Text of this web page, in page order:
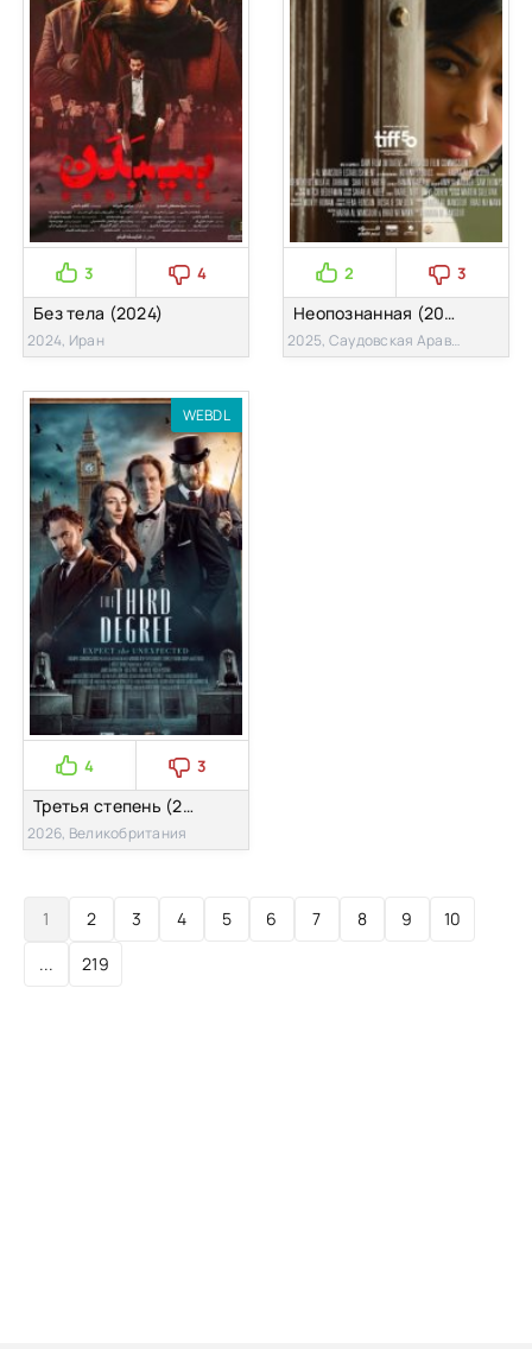
3 4
Без тела (2024)
2024, Иран
2 3
Неопознанная (2025)
2025, Саудовская Аравия
WEBDL
4 3
Третья степень (2026)
2026, Великобритания
1 2 3 4 5 6 7 8 9
10
...
219